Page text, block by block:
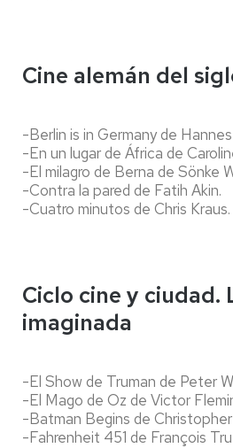
Cine alemán del
-Berlin is in Germany de
-En un lugar de África de
-El milagro de Berna de Sönke
-Contra la pared de Fatih Akin.
-Cuatro minutos de Chris Kraus.
Ciclo cine y ciudad.
imaginada
-El Show de Truman de Peter
-El Mago de Oz de Victor
-Batman Begins de
-Fahrenheit 451 de François